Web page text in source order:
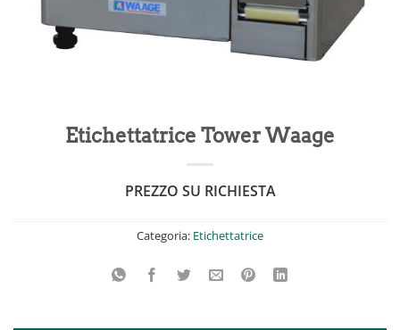
Etichettatrice Tower Waage
PREZZO SU RICHIESTA
Categoria: Etichettatrice